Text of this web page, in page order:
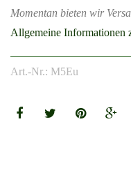
Momentan bieten wir
Allgemeine Informationen
Art.-Nr.: M5Eu